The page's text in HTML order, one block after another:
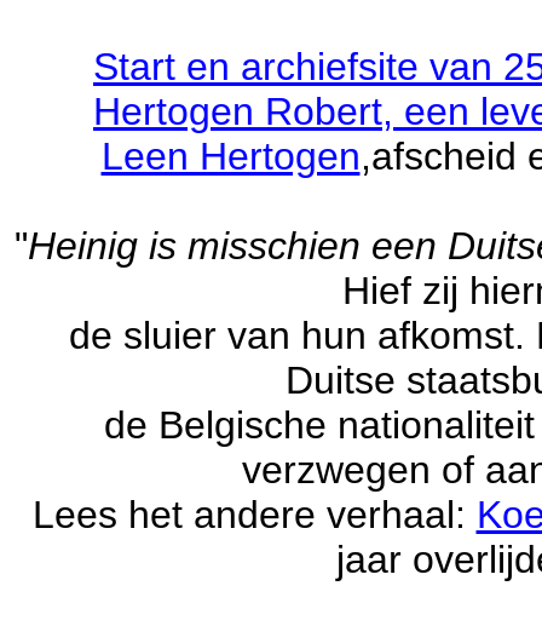
Start en archiefsite van
Hertogen Robert, een
Leen Hertogen
"Heinig is misschien een
Hief zij
de sluier van hun afkomst.
Duitse
de Belgische
verzwegen of
Lees het andere verhaal:
jaar